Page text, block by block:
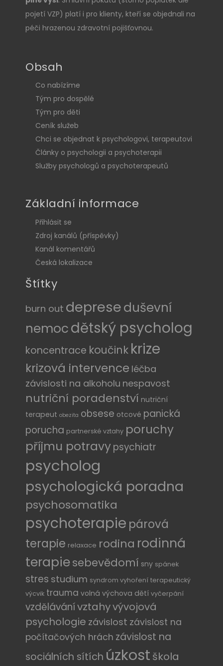
pojetí VZP) platí i pro klienty, kteří se objednali na
péči hrazenou zdravotní pojišťovnou.
Obsah
Co nabízíme
Tým pro dospělé
Tým pro děti
Ceník služeb
Chci se objednat k psychologovi, terapeutovi
Články o psychologii a psychoterapii
Služby psychologů a psychoterapeutů
Základní informace
Přihlásit se
Zdroj kanálů (příspěvky)
Kanál komentářů
Česká lokalizace
Štítky
burn out depreseduševní
nemocdětský psycholog
koncentrace koučink krize
krizová intervence léčba
závislosti na alkoholu nespavost
nutriční poradenství nutriční
terapeut obezita obsese otcové panická
porucha partnerské vztahy poruchy
příjmu potravypsychiatr
psycholog
psychologická poradna
psychosomatika
psychoterapie párová
terapie relaxace rodina rodinná
terapiesebevědomí sny spánek
stres studium syndrom vyhoření terapeutický
výcvik trauma volná výchova dětí vyčerpání
vzdělávánívztahyvývojová
psychologie závislost závislost na
počítačových hrách závislost na
sociálních sítích úzkost škola